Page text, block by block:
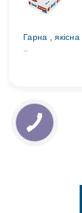
Гарна ,
..